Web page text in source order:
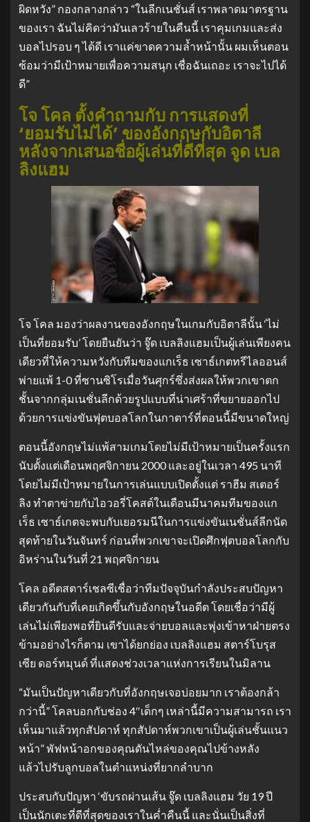
ผิดหวัง” กองกลางกล่าว “ในลีกเนชั่นส์ เราพลาดมาตรฐาน
ของเรา ฉันไม่คิดว่ามันเลวร้ายในคืนนี้ เราคุมเกมและส่ง
บอลไปรอบ ๆ ได้ดี เราแค่ขาดความล้ำหน้านั้น ผมเห็นตอน
ซ้อมว่ามีเป้าหมายเพื่อความสนุก เชื่อฉันเถอะ เราจะไปได้
ดี”
โจ โคล ตั้งคำถามกับ การแสดงที่
‘ยอมรับไม่ได้’ ของอังกฤษกับอิตาลี
หลังจากเสนอชื่อผู้เล่นที่ดีที่สุด จูด เบล
ลิงแฮม
โจ โคล มองว่าผลงานของอังกฤษในเกมกับอิตาลีนั้น ‘ไม่
เป็นที่ยอมรับ’ โดยยืนยันว่า จู๊ด เบลลิงแฮมเป็นผู้เล่นเพียงคน
เดียวที่ให้ความหวังกับทีมของแกเร็ธ เซาธ์เกตทรีไลออนส์
พ่ายแพ้ 1-0 ที่ซานซิโรเมื่อวันศุกร์ซึ่งส่งผลให้พวกเขาตก
ชั้นจากกลุ่มเนชั่นลีกด้วยรูปแบบที่น่าเศร้าที่ขยายออกไป
ด้วยการแข่งขันฟุตบอลโลกในกาตาร์ที่ตอนนี้มีขนาดใหญ่
ตอนนี้อังกฤษไม่แพ้สามเกมโดยไม่มีเป้าหมายเป็นครั้งแรก
นับตั้งแต่เดือนพฤศจิกายน 2000 และอยู่ในเวลา 495 นาที
โดยไม่มีเป้าหมายในการเล่นแบบเปิดตั้งแต่ ราฮีม สเตอร์
ลิง ทำตาข่ายกับไอวอรี่โคสต์ในเดือนมีนาคมทีมของแก
เร็ธ เซาธ์เกตจะพบกับเยอรมนีในการแข่งขันเนชั่นส์ลีกนัด
สุดท้ายในวันจันทร์ ก่อนที่พวกเขาจะเปิดศึกฟุตบอลโลกกับ
อิหร่านในวันที่ 21 พฤศจิกายน
โคล อดีตสตาร์เชลซีเชื่อว่าทีมปัจจุบันกำลังประสบปัญหา
เดียวกันกับที่เคยเกิดขึ้นกับอังกฤษในอดีต โดยเชื่อว่ามีผู้
เล่นไม่เพียงพอที่ยินดีรับและจ่ายบอลและพุ่งเข้าหาฝ่ายตรง
ข้ามอย่างไรก็ตาม เขาได้ยกย่อง เบลลิงแฮม สตาร์โบรุส
เซีย ดอร์ทมุนด์ ที่แสดงช่วงเวลาแห่งการเรียนในมิลาน
“มันเป็นปัญหาเดียวกับที่อังกฤษเจอบ่อยมาก เราต้องกล้า
กว่านี้” โคลบอกกับช่อง 4″เด็กๆ เหล่านี้มีความสามารถ เรา
เห็นมาแล้วทุกสัปดาห์ ทุกสัปดาห์พวกเขาเป็นผู้เล่นชั้นแนว
หน้า” พัฟหน้าอกของคุณดันไหล่ของคุณไปข้างหลัง
แล้วไปรับลูกบอลในตำแหน่งที่ยากลำบาก
ประสบกับปัญหา ‘ขับรถผ่านเส้น จู๊ด เบลลิงแฮม วัย 19 ปี
เป็นนักเตะที่ดีที่สุดของเราในค่ำคืนนี้ และนั่นเป็นสิ่งที่